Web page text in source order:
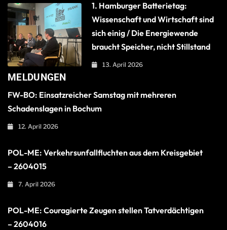
1. Hamburger Batterietag:
Wissenschaft und Wirtschaft sind
sich einig / Die Energiewende
braucht Speicher, nicht Stillstand
13. April 2026
MELDUNGEN
FW-BO: Einsatzreicher Samstag mit mehreren
Schadenslagen in Bochum
12. April 2026
POL-ME: Verkehrsunfallfluchten aus dem Kreisgebiet
– 2604015
7. April 2026
POL-ME: Couragierte Zeugen stellen Tatverdächtigen
– 2604016